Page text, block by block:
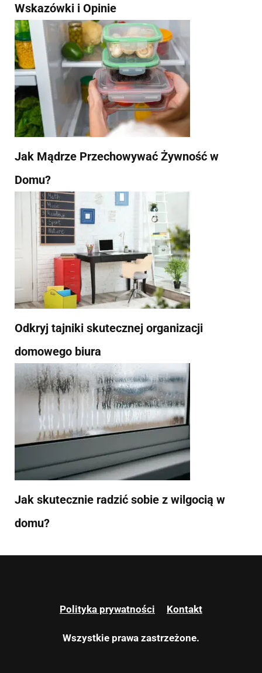
Wskazówki i Opinie
Jak Mądrze Przechowywać Żywność w
Domu?
Odkryj tajniki skutecznej organizacji
domowego biura
Jak skutecznie radzić sobie z wilgocią w
domu?
Polityka prywatności Kontakt
Wszystkie prawa zastrzeżone.